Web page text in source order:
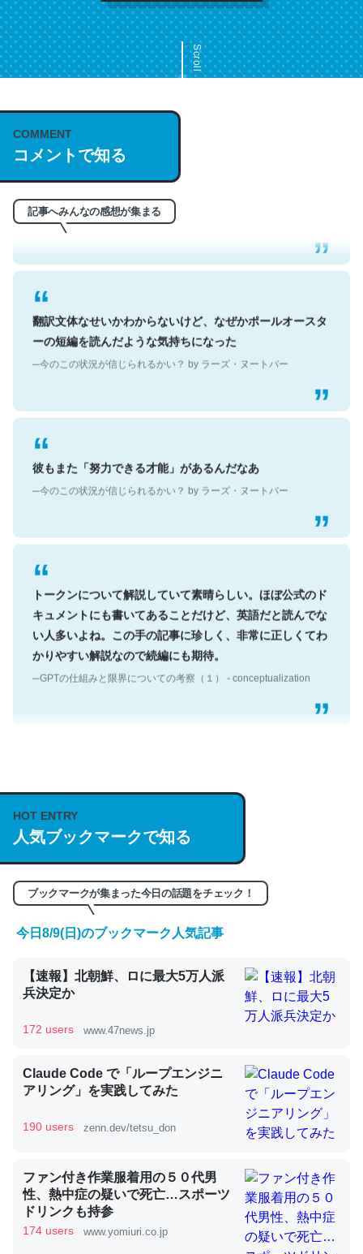
Scroll
COMMENT
コメントで知る
記事へみんなの感想が集まる
これは名文。彼はとてもクレバーなんだろうなと凄く思
う。英語少しでも読める人は原文もお勧め。自分はこの流
─今のこの状況が信じられるかい？ by ラーズ・ヌートバー
翻訳文体なせいかわからないけど、なぜかポールオースタ
ーの短編を読んだような気持ちになった
─今のこの状況が信じられるかい？ by ラーズ・ヌートバー
彼もまた「努力できる才能」があるんだなあ
─今のこの状況が信じられるかい？ by ラーズ・ヌートバー
トークンについて解説していて素晴らしい。ほぼ公式のド
キュメントにも書いてあることだけど、英語だと読んでな
い人多いよね。この手の記事に珍しく、非常に正しくてわ
かりやすい解説なので続編にも期待。
─GPTの仕組みと限界についての考察（１） - conceptualization
説してる記事が少ないので貴重な良記事。/続編来た
https://isobe324649.hatenablog.com/entry/2023/03/27
/064121
─GPTの仕組みと限界についての考察（１） - conceptualization
くらい。小説でいう「ずっと前の伏線」は回収されないけ
ど、短期記憶というには多い分量。進化すればするほど分
かりやすく強くなりそう
コオロギのカルシウム分はエビの600分の1程度。
─ニュース :: 【研究発表】昆虫学の大問題＝「昆虫はなぜ海にいな
いのか」に関する新仮説
HOT ENTRY
人気ブックマークで知る
ブックマークが集まった今日の話題をチェック！
今日8/9(日)のブックマーク人気記事
【速報】北朝鮮、ロに最大5万人派
兵決定か
172 users www.47news.jp
Claude Code で「ループエンジニ
アリング」を実践してみた
190 users zenn.dev/tetsu_don
ファン付き作業服着用の５０代男
性、熱中症の疑いで死亡…スポーツ
ドリンクも持参
174 users www.yomiuri.co.jp